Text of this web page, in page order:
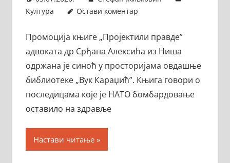
Култура
Остави коментар
Промоција књиге „Пројектили правде”
адвоката др Срђана Алексића из Ниша
одржана је синоћ у просторијама овдашње
библиотеке „Вук Караџић”. Књига говори о
последицама које је НАТО бомбардовање
оставило на здравље
Настави читање